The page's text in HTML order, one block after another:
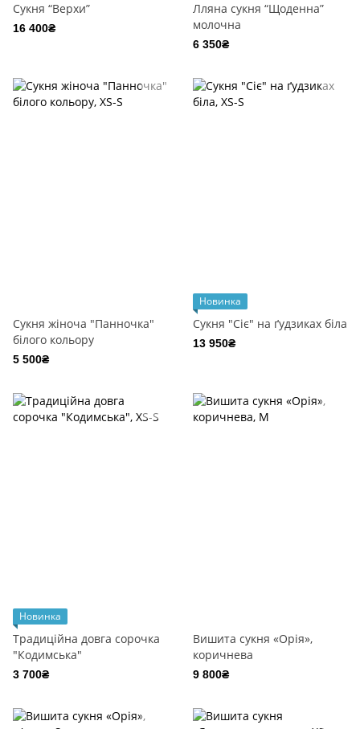
Сукня “Верхи”
16 400₴
Лляна сукня “Щоденна”
молочна
6 350₴
Сукня жіноча "Панночка"
білого кольору
5 500₴
Новинка
Cукня "Сіє" на ґудзиках біла
13 950₴
Новинка
Традиційна довга сорочка
"Кодимська"
3 700₴
Вишита сукня «Орія»,
коричнева
9 800₴